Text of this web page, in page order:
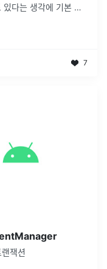
다는 생각에 기본 알
7
잭션